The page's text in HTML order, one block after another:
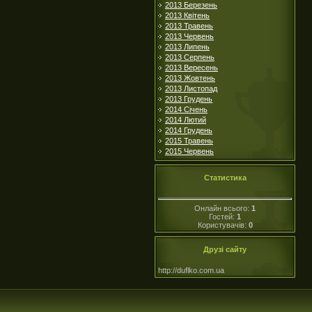
2013 Березень
2013 Квітень
2013 Травень
2013 Червень
2013 Липень
2013 Серпень
2013 Вересень
2013 Жовтень
2013 Листопад
2013 Грудень
2014 Січень
2014 Лютий
2014 Грудень
2015 Травень
2015 Червень
Статистика
Онлайн всього: 1
Гостей: 1
Користувачів: 0
Друзі сайту
http://duflko.com.ua